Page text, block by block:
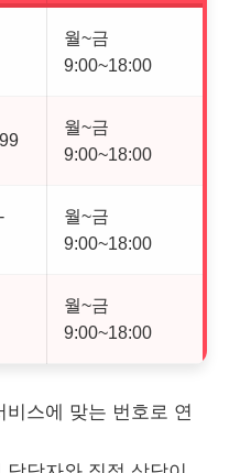
월~금
9:00~18:00
월~금
9:00~18:00
월~금
9:00~18:00
월~금
9:00~18:00
스에 맞는 번호로 연